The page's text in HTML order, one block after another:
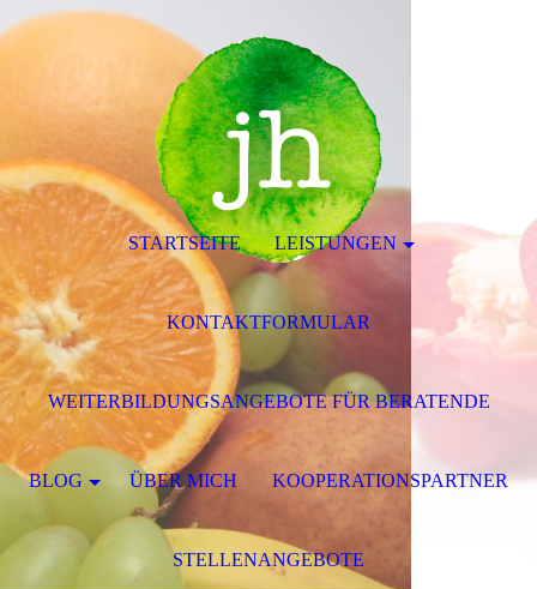
STARTSEITE LEISTUNGEN
KONTAKTFORMULAR
WEITERBILDUNGSANGEBOTE FÜR BERATENDE
BLOG ÜBER MICH KOOPERATIONSPARTNER
STELLENANGEBOTE